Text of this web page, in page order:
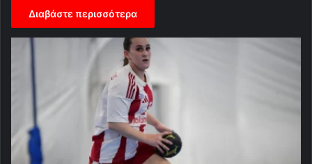
Διαβάστε περισσότερα